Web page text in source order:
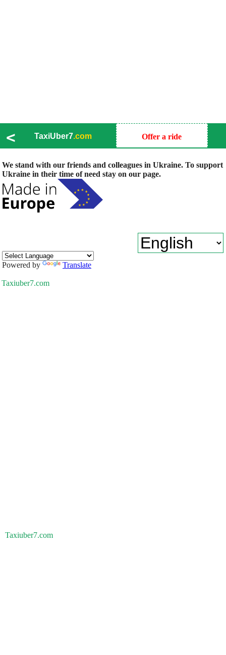
< TaxiUber7.com Offer a ride
We stand with our friends and colleagues in Ukraine. To support
Ukraine in their time of need stay on our page.
Powered by Translate
Taxiuber7.com
Taxiuber7.com